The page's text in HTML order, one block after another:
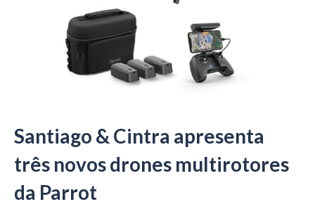
Santiago & Cintra apresenta
três novos drones multirotores
da Parrot